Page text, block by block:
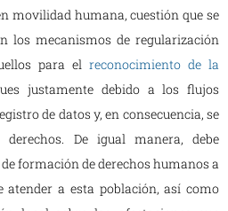
movilidad humana, cuestión que se
los mecanismos de regularización
para el reconocimiento de la
justamente debido a los flujos
de datos y, en consecuencia, se
De igual manera, debe
formación de derechos humanos a
atender a esta población, así como